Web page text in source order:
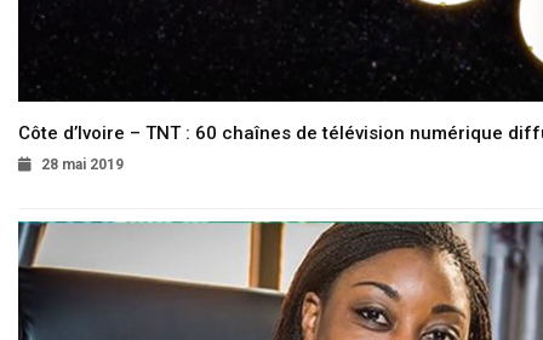
Côte d’Ivoire – TNT : 60 chaînes de télévision numérique
28 mai 2019